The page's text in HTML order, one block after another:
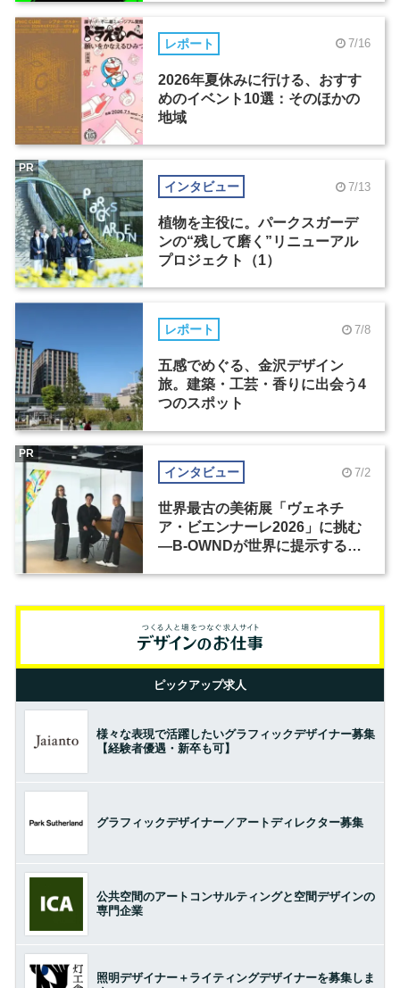
レポート 7/16
2026年夏休みに行ける、おすす
めのイベント10選：そのほかの
地域
インタビュー 7/13
植物を主役に。パークスガーデ
ンの“残して磨く”リニューアル
プロジェクト（1）
PR
レポート 7/8
五感でめぐる、金沢デザイン
旅。建築・工芸・香りに出会う4
つのスポット
インタビュー 7/2
世界最古の美術展「ヴェネチ
ア・ビエンナーレ2026」に挑む
―B-OWNDが世界に提示する美
PR
ピックアップ求人
様々な表現で活躍したいグラフィックデザイナー募集
【経験者優遇・新卒も可】
グラフィックデザイナー／アートディレクター募集
公共空間のアートコンサルティングと空間デザインの
専門企業
照明デザイナー＋ライティングデザイナーを募集しま